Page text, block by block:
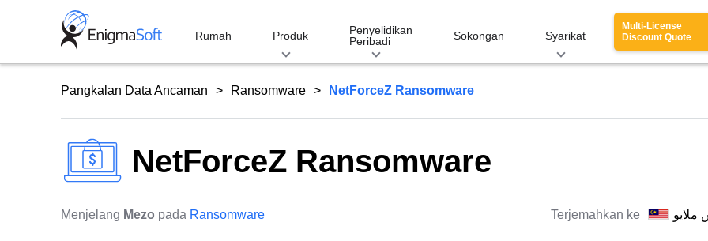
Rumah Produk
Penyelidikan
Peribadi
Sokongan Syarikat
Multi-License
Discount Quote
Pangkalan Data Ancaman Ransomware NetForceZ Ransomware
NetForceZ Ransomware
Menjelang Mezo pada Ransomware Terjemahkan ke ملايو